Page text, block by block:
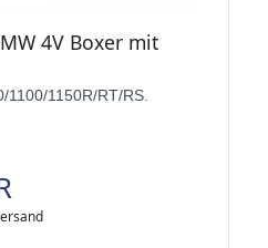
4V Boxer mit
1100/1150R/RT/RS.